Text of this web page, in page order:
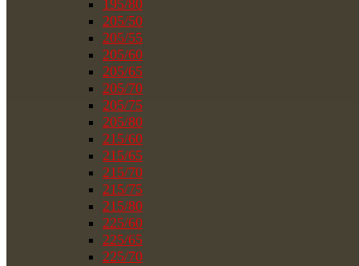
195/80
205/50
205/55
205/60
205/65
205/70
205/75
205/80
215/60
215/65
215/70
215/75
215/80
225/60
225/65
225/70